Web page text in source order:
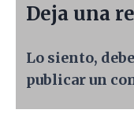
Deja una
Lo siento,
publicar un